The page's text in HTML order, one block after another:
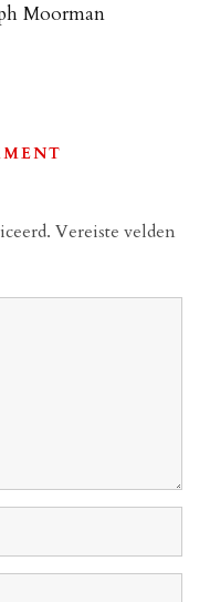
Moorman
Vereiste velden